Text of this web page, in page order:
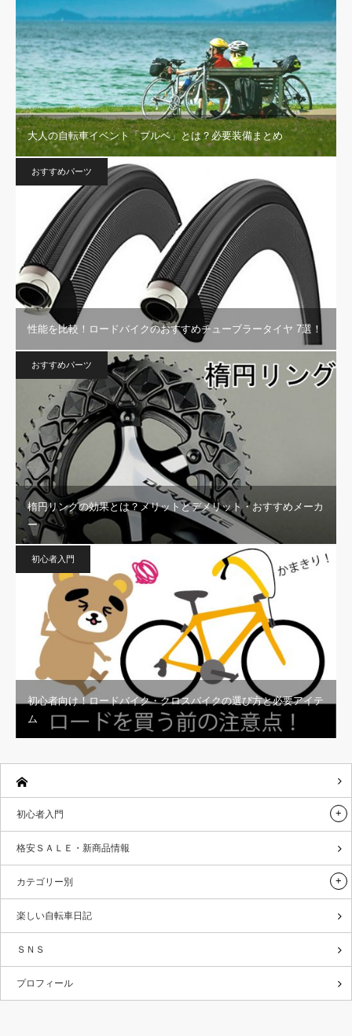
大人の自転車イベント「ブルベ」とは？必要装備まとめ
おすすめパーツ
性能を比較！ロードバイクのおすすめチューブラータイヤ 7選！
おすすめパーツ
楕円リングの効果とは？メリットとデメリット・おすすめメーカ
ー
初心者入門
初心者向け！ロードバイク・クロスバイクの選び方と必要アイテ
ム
初心者入門
格安ＳＡＬＥ・新商品情報
カテゴリー別
楽しい自転車日記
ＳＮＳ
プロフィール